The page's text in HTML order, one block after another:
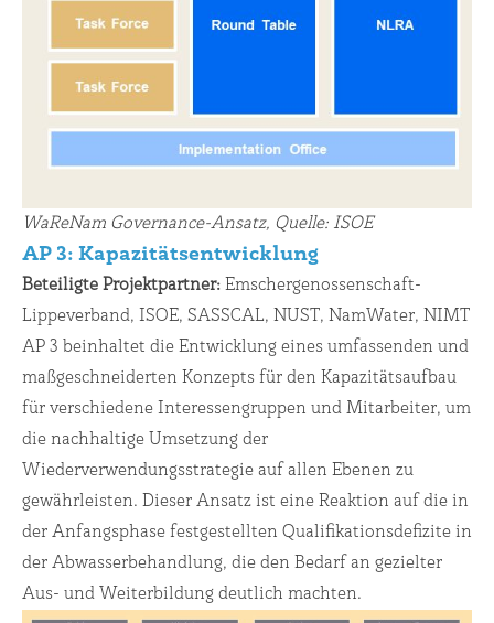
WaReNam Governance-Ansatz, Quelle: ISOE
AP 3: Kapazitätsentwicklung
Beteiligte Projektpartner: Emschergenossenschaft-
Lippeverband, ISOE, SASSCAL, NUST, NamWater, NIMT
AP 3 beinhaltet die Entwicklung eines umfassenden und
maßgeschneiderten Konzepts für den Kapazitätsaufbau
für verschiedene Interessengruppen und Mitarbeiter, um
die nachhaltige Umsetzung der
Wiederverwendungsstrategie auf allen Ebenen zu
gewährleisten. Dieser Ansatz ist eine Reaktion auf die in
der Anfangsphase festgestellten Qualifikationsdefizite in
der Abwasserbehandlung, die den Bedarf an gezielter
Aus- und Weiterbildung deutlich machten.